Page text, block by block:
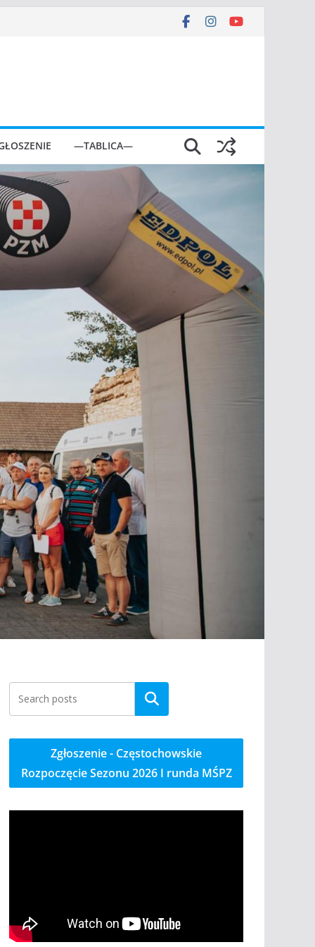
—TABLICA—
Szukaj
Zgłoszenie - Częstochowskie
Rozpoczęcie Sezonu 2026 I runda MŚPZ